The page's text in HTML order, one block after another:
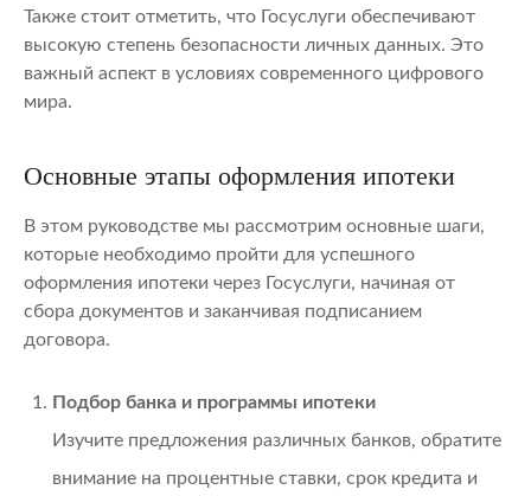
Также стоит отметить, что Госуслуги обеспечивают
высокую степень безопасности личных данных. Это
важный аспект в условиях современного цифрового
мира.
Основные этапы оформления ипотеки
В этом руководстве мы рассмотрим основные шаги,
которые необходимо пройти для успешного
оформления ипотеки через Госуслуги, начиная от
сбора документов и заканчивая подписанием
договора.
Подбор банка и программы ипотеки
Изучите предложения различных банков, обратите
внимание на процентные ставки, срок кредита и